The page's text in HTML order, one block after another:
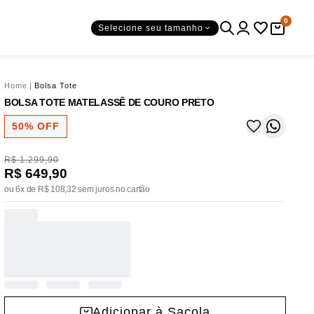
Selecione seu tamanho
0
Home | Bolsa Tote
BOLSA TOTE MATELASSÊ DE COURO PRETO
50% OFF
R$ 1.299,90
R$ 649,90
ou 6x de R$ 108,32 sem juros no cartão